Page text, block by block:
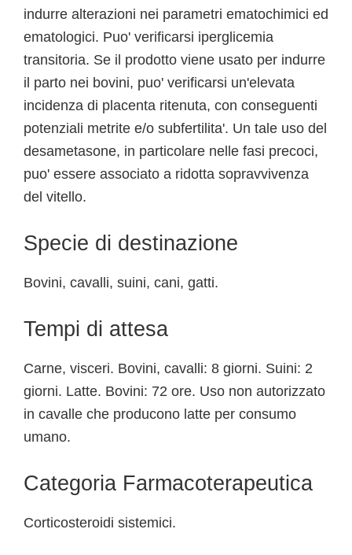
indurre alterazioni nei parametri ematochimici ed
ematologici. Puo' verificarsi iperglicemia
transitoria. Se il prodotto viene usato per indurre
il parto nei bovini, puo' verificarsi un'elevata
incidenza di placenta ritenuta, con conseguenti
potenziali metrite e/o subfertilita'. Un tale uso del
desametasone, in particolare nelle fasi precoci,
puo' essere associato a ridotta sopravvivenza
del vitello.
Specie di destinazione
Bovini, cavalli, suini, cani, gatti.
Tempi di attesa
Carne, visceri. Bovini, cavalli: 8 giorni. Suini: 2
giorni. Latte. Bovini: 72 ore. Uso non autorizzato
in cavalle che producono latte per consumo
umano.
Categoria Farmacoterapeutica
Corticosteroidi sistemici.